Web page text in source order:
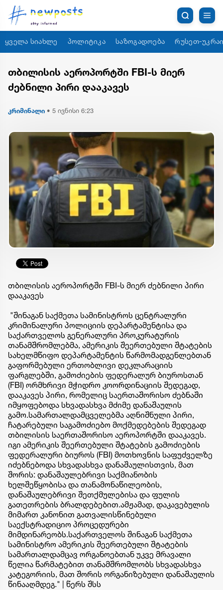
ყველა სიახლე პოლიტიკა საზოგადოება რუსეთ-
თბილისის აეროპორტში FBI-ს მიერ
ძებნილი პირი დააკავეს
კრიმინალი • 5 ივნისი 6:23
თბილისის აეროპორტში FBI-ს მიერ ძებნილი პირი
დააკავეს
"შინაგან საქმეთა სამინისტროს ცენტრალური
კრიმინალური პოლიციის დეპარტამენტისა და
საქართველოს გენერალური პროკურატურის
თანამშრომლებმა, ამერიკის შეერთებული შტატების
სახელმწიფო დეპარტამენტის წარმომადგენლებთან
გაფორმებული ერთობლივი დეკლარაციის
ფარგლებში, გამოძიების ფედერალურ ბიუროსთან
(FBI) ორმხრივი მჭიდრო კოორდინაციის შედეგად,
დააკავეს პირი, რომელიც საერთაშორისო ძებნაში
იმყოფებოდა სხვადასხვა მძიმე დანაშაულის
გამო.სამართალდამცველებმა აღნიშნული პირი,
ჩატარებული საგამოძიებო მოქმედებების შედეგად
თბილისის საერთაშორისო აეროპორტში დააკავეს.
იგი ამერიკის შეერთებული შტატების გამოძიების
ფედერალური ბიუროს (FBI) მოთხოვნის საფუძველზე
იძებნებოდა სხვადასხვა დანაშაულისთვის, მათ
შორის: დანაშაულებრივი საქმიანობის
ხელშეწყობისა და თანამონაწილეობის,
დანაშაულებრივი შეთქმულებისა და ფულის
გათეთრების ბრალდებებით.ამჟამად, დაკავებულის
მიმართ კანონით გათვალისწინებული
საექსტრადიციო პროცედურები
მიმდინარეობს.საქართველოს შინაგან საქმეთა
სამინისტრო ამერიკის შეერთებული შტატების
სამართალდამცავ ორგანოებთან უკვე მრავალი
წელია წარმატებით თანამშრომლობს სხვადასხვა
კატეგორიის, მათ შორის ორგანიზებული დანაშაულის
წინააღმდეგ." | წერს შსს